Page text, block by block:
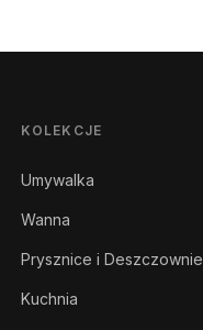
KOLEKCJE
Umywalka
Wanna
Prysznice i Deszczownie
Kuchnia